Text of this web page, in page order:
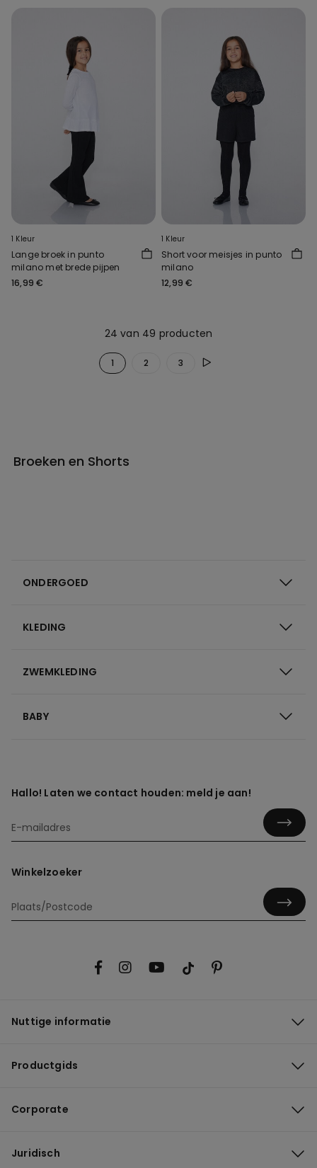
1 Kleur
Lange broek in punto
milano met brede pijpen
16,99 €
1 Kleur
Short voor meisjes in punto
milano
12,99 €
24 van 49 producten
1 2 3
Broeken en Shorts
ONDERGOED
KLEDING
ZWEMKLEDING
BABY
Hallo! Laten we contact houden: meld je aan!
Winkelzoeker
Nuttige informatie
Productgids
Corporate
Juridisch